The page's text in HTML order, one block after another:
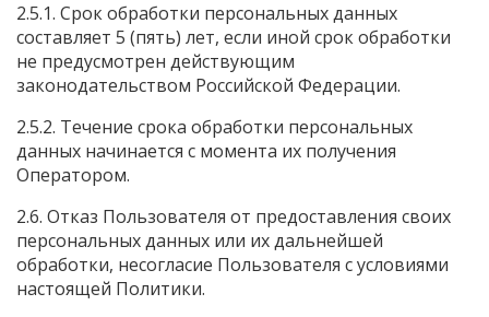
2.5.1. Срок обработки персональных данных
составляет 5 (пять) лет, если иной срок обработки
не предусмотрен действующим
законодательством Российской Федерации.
2.5.2. Течение срока обработки персональных
данных начинается с момента их получения
Оператором.
2.6. Отказ Пользователя от предоставления своих
персональных данных или их дальнейшей
обработки, несогласие Пользователя с условиями
настоящей Политики.